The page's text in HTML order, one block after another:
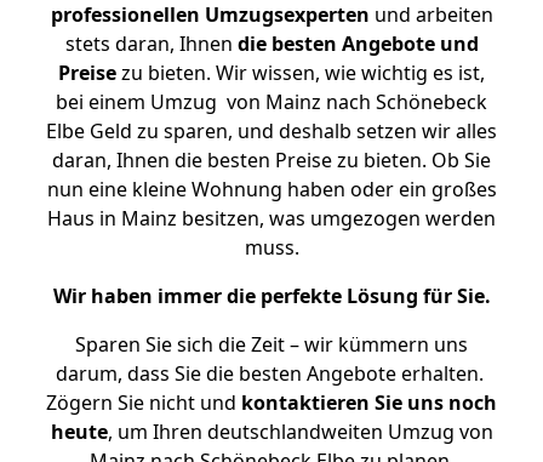
professionellen Umzugsexperten und arbeiten
stets daran, Ihnen die besten Angebote und
Preisezu bieten. Wir wissen, wie wichtig es ist,
bei einem Umzug von Mainz nach Schönebeck
Elbe Geld zu sparen, und deshalb setzen wir alles
daran, Ihnen die besten Preise zu bieten. Ob Sie
nun eine kleine Wohnung haben oder ein großes
Haus in Mainz besitzen, was umgezogen werden
muss.
Wir haben immer die perfekte Lösung für Sie.
Sparen Sie sich die Zeit – wir kümmern uns
darum, dass Sie die besten Angebote erhalten.
Zögern Sie nicht und kontaktieren Sie uns noch
heute, um Ihren deutschlandweiten Umzug von